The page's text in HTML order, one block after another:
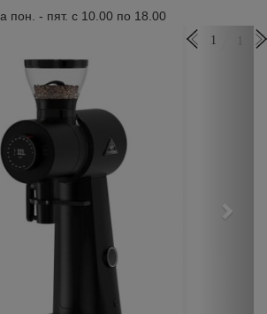
пон. - пят. с 10.00 по 18.00
Next
1